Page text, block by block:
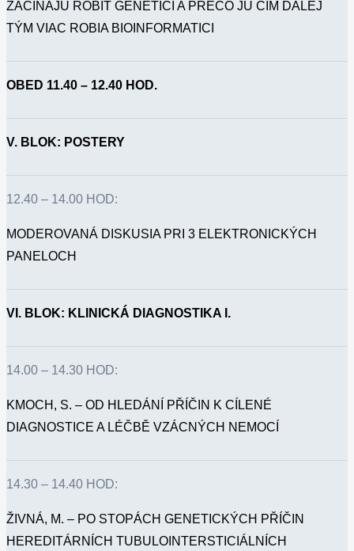
ZAČÍNAJÚ ROBIŤ GENETICI A PREČO JU ČÍM ĎALEJ
TÝM VIAC ROBIA BIOINFORMATICI
OBED 11.40 – 12.40 HOD.
V. BLOK: POSTERY
12.40 – 14.00 HOD:
MODEROVANÁ DISKUSIA PRI 3 ELEKTRONICKÝCH
PANELOCH
VI. BLOK: KLINICKÁ DIAGNOSTIKA I.
14.00 – 14.30 HOD:
KMOCH, S. – OD HLEDÁNÍ PŘÍČIN K CÍLENÉ
DIAGNOSTICE A LÉČBĚ VZÁCNÝCH NEMOCÍ
14.30 – 14.40 HOD:
ŽIVNÁ, M. – PO STOPÁCH GENETICKÝCH PŘÍČIN
HEREDITÁRNÍCH TUBULOINTERSTICIÁLNÍCH